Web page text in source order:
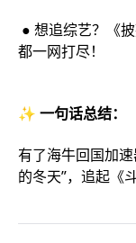
● 想追综艺？《
都一网打尽！
✨ 一句话总结：
有了海牛回国加
的冬天”，追起《